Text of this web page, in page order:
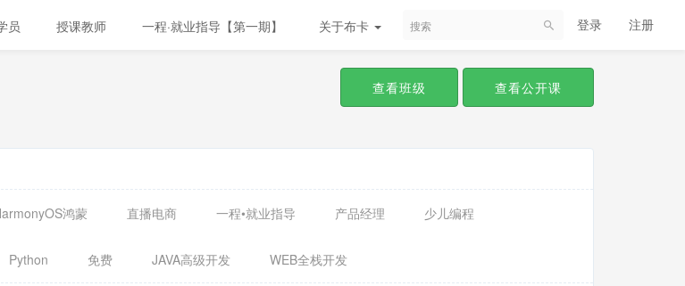
员 授课教师 一程·就业指导【第一期】 关于布卡 登录 注册
查看班级 查看公开课
鸿蒙 直播电商 一程•就业指导 产品经理 少儿编程
Python 免费 JAVA高级开发 WEB全栈开发